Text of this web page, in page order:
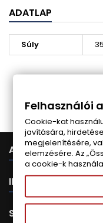
ADATLAP
Súly
AJÁNLATUNK
INFORMÁCIÓ
SAJÁT FIÓK
Felhasználói
Cookie-kat
javítására,
megjelenítésére,
elemzésére. Az
a cookie-k